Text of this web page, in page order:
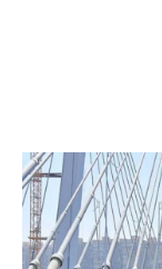
روض الفرج